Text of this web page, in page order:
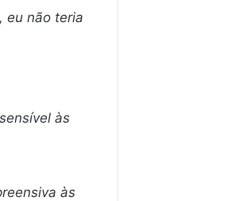
eu não teria
às
às